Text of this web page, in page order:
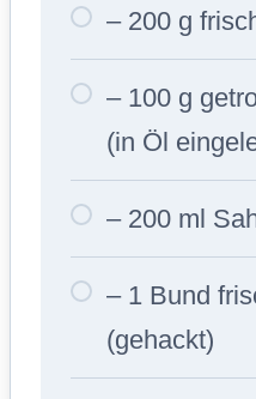
– 200 g
– 100 g
(in Öl
– 200 ml
– 1 Bund
(gehackt)